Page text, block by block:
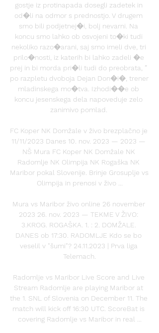
gostje iz protinapada dosegli zadetek in
od�li na odmor s prednostjo. V drugem
smo bili podjetnej�i, bolj nevarni. Na
koncu smo lahko ob osvojeni to�ki tudi
nekoliko razo�arani, saj smo imeli dve, tri
prilo�nosti, iz katerih bi lahko zadeli �e
prej in bi morda pri�li tudi do preobrata, ”
po razpletu dvoboja Dejan Don�i�, trener
mladinskega mo�tva. Izhodi��e ob
koncu jesenskega dela napoveduje zelo
zanimivo pomlad.
FC Koper NK Domžale v živo brezplačno je
11/11/2023 Danes 10. nov. 2023 — 2023 —
NŠ Mura FC Koper NK Domžale NK
Radomlje NK Olimpija NK Rogaška NK
Maribor pokal Slovenije. Brinje Grosuplje vs
Olimpija in prenosi v živo ...
Mura vs Maribor živo online 26 november
2023 26. nov. 2023 — TEKME V ŽIVO:
3.KROG. ROGAŠKA. 1. : 2. DOMŽALE.
DANES ob 17:30. RADOMLJE Kdo se bo
veselil v "šumi"? 24.11.2023 | Prva liga
Telemach.
Radomlje vs Maribor Live Score and Live
Stream Radomlje are playing Maribor at
the 1. SNL of Slovenia on December 11. The
match will kick off 16:30 UTC. ScoreBat is
covering Radomlje vs Maribor in real ...